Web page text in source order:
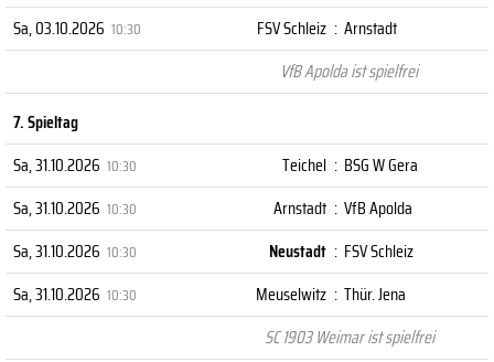
Sa, 03.10.2026 10:30 FSV Schleiz : Arnstadt
VfB Apolda ist spielfrei
7. Spieltag
Sa, 31.10.2026 10:30 Teichel : BSG W Gera
Sa, 31.10.2026 10:30 Arnstadt : VfB Apolda
Sa, 31.10.2026 10:30 Neustadt : FSV Schleiz
Sa, 31.10.2026 10:30 Meuselwitz : Thür. Jena
SC 1903 Weimar ist spielfrei